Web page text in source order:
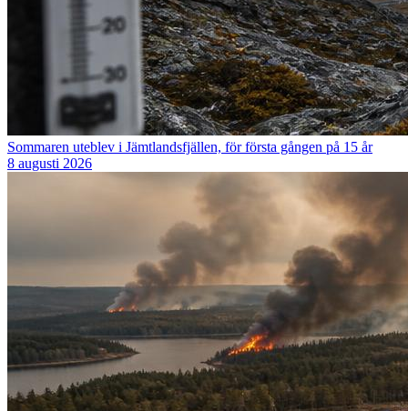
Sommaren uteblev i Jämtlandsfjällen, för första gången på 15 år
8 augusti 2026